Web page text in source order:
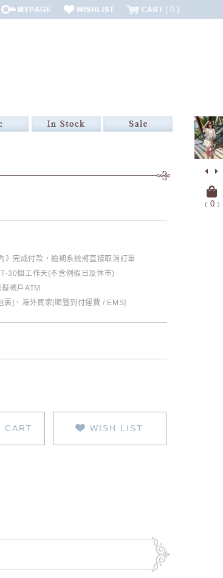
0
﹝ 0﹞
》完成付款，逾期系統將直接取消訂單
30個工作天(不含例假日及休市)
帳戶ATM
]、海外買家[順豐到付運費 / EMS]
CART WISH LIST